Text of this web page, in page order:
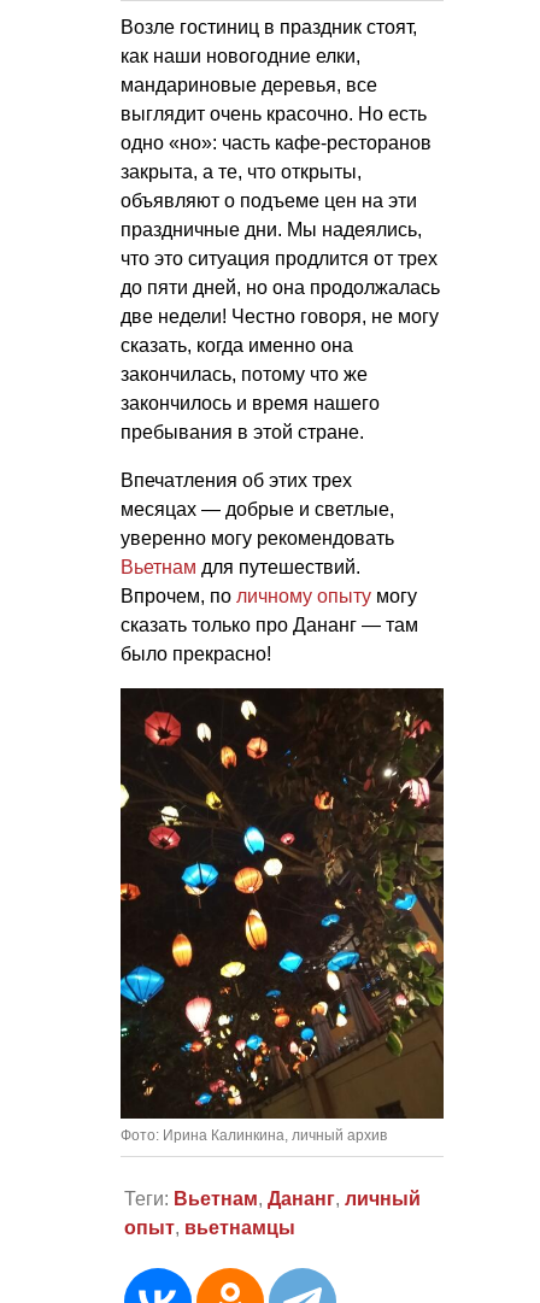
Возле гостиниц в праздник стоят,
как наши новогодние елки,
мандариновые деревья, все
выглядит очень красочно. Но есть
одно «но»: часть кафе-ресторанов
закрыта, а те, что открыты,
объявляют о подъеме цен на эти
праздничные дни. Мы надеялись,
что это ситуация продлится от трех
до пяти дней, но она продолжалась
две недели! Честно говоря, не могу
сказать, когда именно она
закончилась, потому что же
закончилось и время нашего
пребывания в этой стране.
Впечатления об этих трех
месяцах — добрые и светлые,
уверенно могу рекомендовать
Вьетнам для путешествий.
Впрочем, по личному опыту могу
сказать только про Дананг — там
было прекрасно!
Фото: Ирина Калинкина, личный архив
Теги: Вьетнам, Дананг, личный
опыт, вьетнамцы